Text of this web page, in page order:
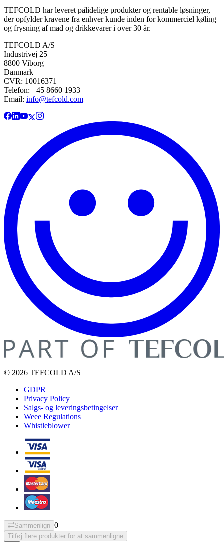
TEFCOLD har leveret pålidelige produkter og rentable løsninger,
der opfylder kravene fra enhver kunde inden for kommerciel køling
og frysning af mad og drikkevarer i over 30 år.
TEFCOLD A/S
Industrivej 25
8800 Viborg
Danmark
CVR: 10016371
Telefon: +45 8660 1933
Email: info@tefcold.com
© 2026 TEFCOLD A/S
GDPR
Privacy Policy
Salgs- og leveringsbetingelser
Weee Regulations
Whistleblower
Sammenlign 0
Tilføj flere produkter for at sammenligne